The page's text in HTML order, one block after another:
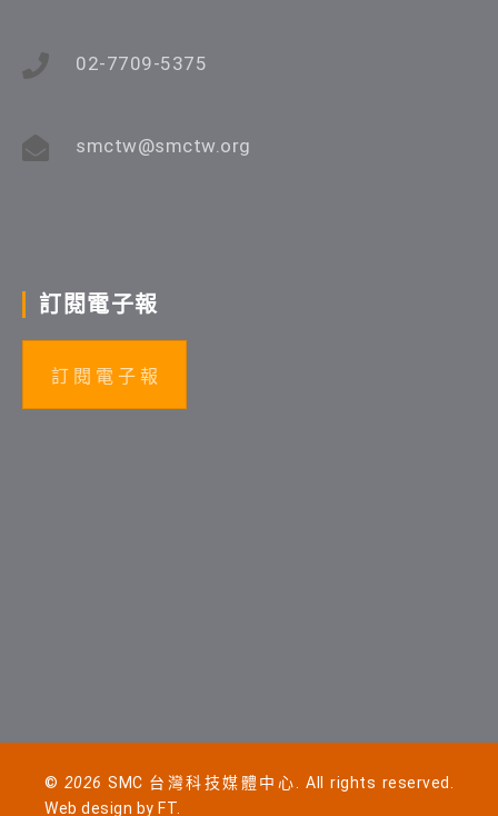
02-7709-5375
smctw@smctw.org
訂閱電子報
訂 閱 電 子 報
© 2026 SMC 台灣科技媒體中心. All rights reserved.
Web design by FT